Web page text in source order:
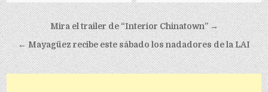
Post navigation
Mira el trailer de “Interior Chinatown” →
← Mayagüez recibe este sábado los nadadores de la LAI